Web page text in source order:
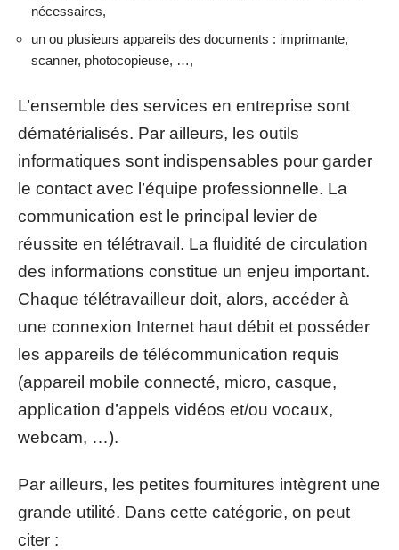
nécessaires,
un ou plusieurs appareils des documents : imprimante,
scanner, photocopieuse, …,
L’ensemble des services en entreprise sont
dématérialisés. Par ailleurs, les outils
informatiques sont indispensables pour garder
le contact avec l’équipe professionnelle. La
communication est le principal levier de
réussite en télétravail. La fluidité de circulation
des informations constitue un enjeu important.
Chaque télétravailleur doit, alors, accéder à
une connexion Internet haut débit et posséder
les appareils de télécommunication requis
(appareil mobile connecté, micro, casque,
application d’appels vidéos et/ou vocaux,
webcam, …).
Par ailleurs, les petites fournitures intègrent une
grande utilité. Dans cette catégorie, on peut
citer :